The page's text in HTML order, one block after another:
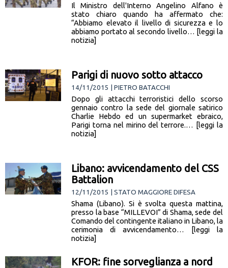
Il Ministro dell'Interno Angelino Alfano è
stato chiaro quando ha affermato che:
“Abbiamo elevato il livello di sicurezza e lo
abbiamo portato al secondo livello… [leggi la
notizia]
Parigi di nuovo sotto attacco
14/11/2015 | PIETRO BATACCHI
Dopo gli attacchi terroristici dello scorso
gennaio contro la sede del giornale satirico
Charlie Hebdo ed un supermarket ebraico,
Parigi torna nel mirino del terrore.… [leggi la
notizia]
Libano: avvicendamento del CSS
Battalion
12/11/2015 | STATO MAGGIORE DIFESA
Shama (Libano). Si è svolta questa mattina,
presso la base “MILLEVOI” di Shama, sede del
Comando del contingente italiano in Libano, la
cerimonia di avvicendamento… [leggi la
notizia]
KFOR: fine sorveglianza a nord